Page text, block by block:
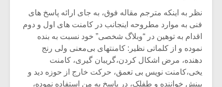
نظر به اینکه مترجم مقاله فوق، به جای ارائه پاسخ های
فنی به موارد مطروحه اینجانب در کامنت های اول و دوم
اقدام به توهین در “وبلاگ شخصی” خود نسبت به بنده
نموده و از کلماتی نظیر: کامنتهای بی‌معنی ولی رنج
دهنده، مرض اشکال کردن،گریبان گیری، کامنت
یخی،کامنت نویس بی تعمق، حرکت خارج از حوزه دید و
بینش خواننده و طفلک، در پاسخ به من استفاده نموده،